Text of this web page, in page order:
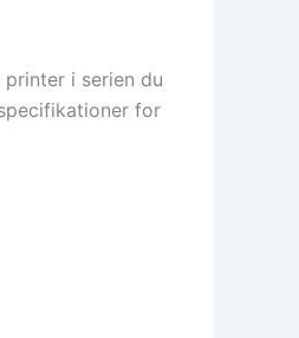
i serien du
for